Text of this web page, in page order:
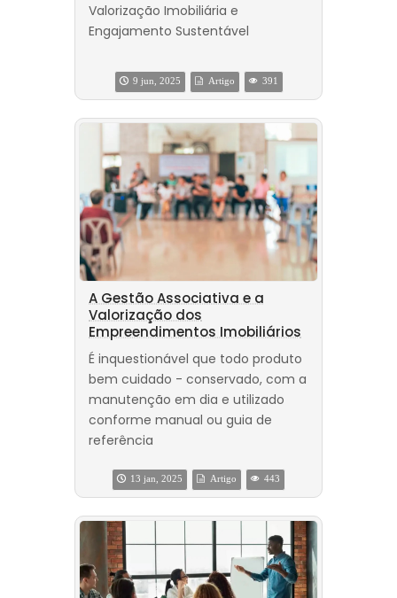
Valorização Imobiliária e
Engajamento Sustentável
9 jun, 2025 Artigo 391
A Gestão Associativa e a
Valorização dos
Empreendimentos Imobiliários
É inquestionável que todo produto
bem cuidado - conservado, com a
manutenção em dia e utilizado
conforme manual ou guia de
referência
13 jan, 2025 Artigo 443